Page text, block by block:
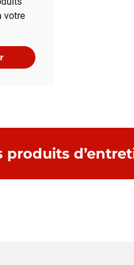
votre
produits